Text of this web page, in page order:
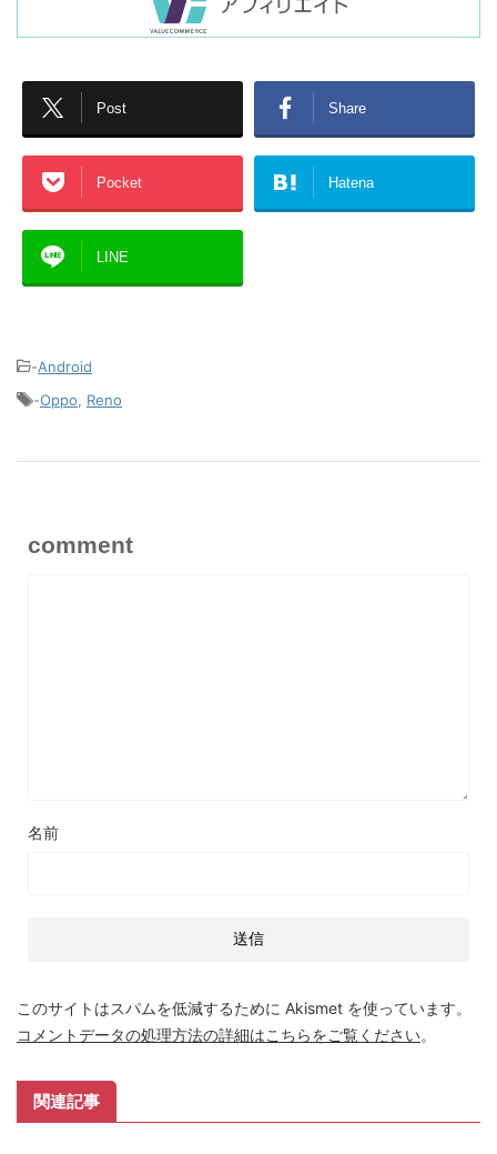
Post Share
Pocket Hatena
LINE
-Android
-Oppo Reno
comment
名前
このサイトはスパムを低減するために Akismet を使っています。
コメントデータの処理方法の詳細はこちらをご覧ください。
関連記事